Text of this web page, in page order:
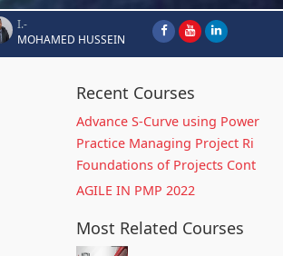
I.-
MOHAMED HUSSEIN
Recent Courses
Advance S-Curve using Power
Practice Managing Project Ri
Foundations of Projects Cont
AGILE IN PMP 2022
Most Related Courses